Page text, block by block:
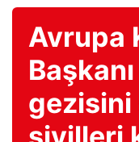
Avrupa
gezisini